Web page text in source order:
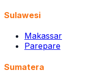
Sulawesi
Makassar
Parepare
Sumatera